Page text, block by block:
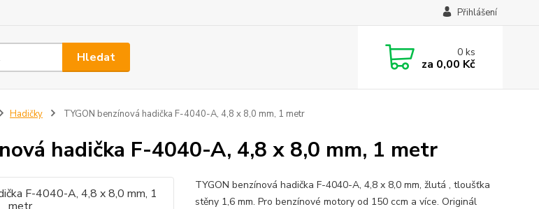
Přihlášení
Hledat 0ks
za 0,00 Kč
Hadičky TYGON benzínová hadička F-4040-A, 4,8 x 8,0 mm, 1 metr
hadička F-4040-A, 4,8 x 8,0 mm, 1 metr
TYGON benzínová hadička F-4040-A, 4,8 x 8,0 mm, žlutá , tloušťka
stěny 1,6 mm. Pro benzínové motory od 150 ccm a více. Originál